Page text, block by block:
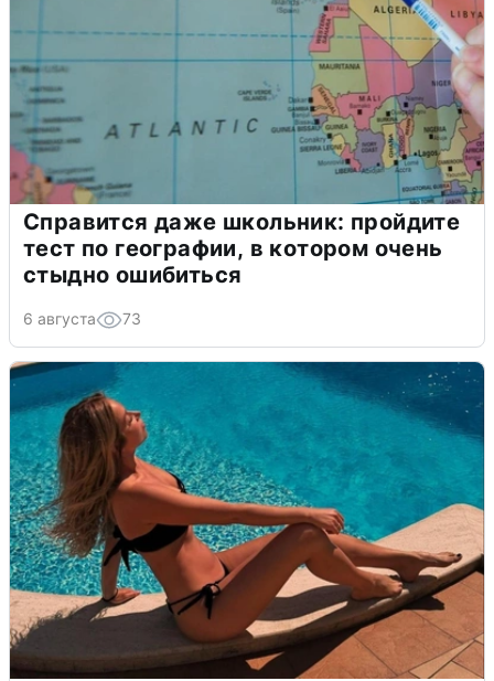
Справится даже школьник: пройдите
тест по географии, в котором очень
стыдно ошибиться
6 августа 73